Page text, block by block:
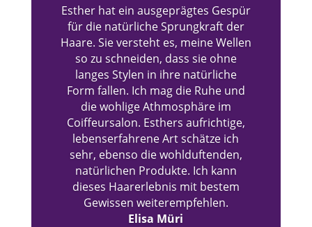
Esther hat ein ausgeprägtes Gespür
für die natürliche Sprungkraft der
Haare. Sie versteht es, meine Wellen
so zu schneiden, dass sie ohne
langes Stylen in ihre natürliche
Form fallen. Ich mag die Ruhe und
die wohlige Athmosphäre im
Coiffeursalon. Esthers aufrichtige,
lebenserfahrene Art schätze ich
sehr, ebenso die wohlduftenden,
natürlichen Produkte. Ich kann
dieses Haarerlebnis mit bestem
Gewissen weiterempfehlen.
Elisa Müri